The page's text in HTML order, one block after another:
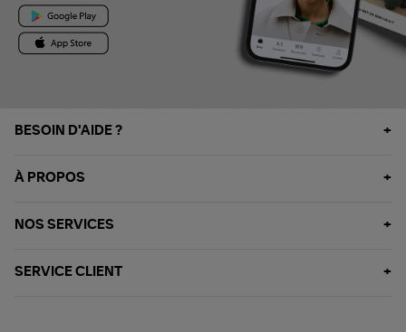
BESOIN D'AIDE ?
À PROPOS
NOS SERVICES
SERVICE CLIENT